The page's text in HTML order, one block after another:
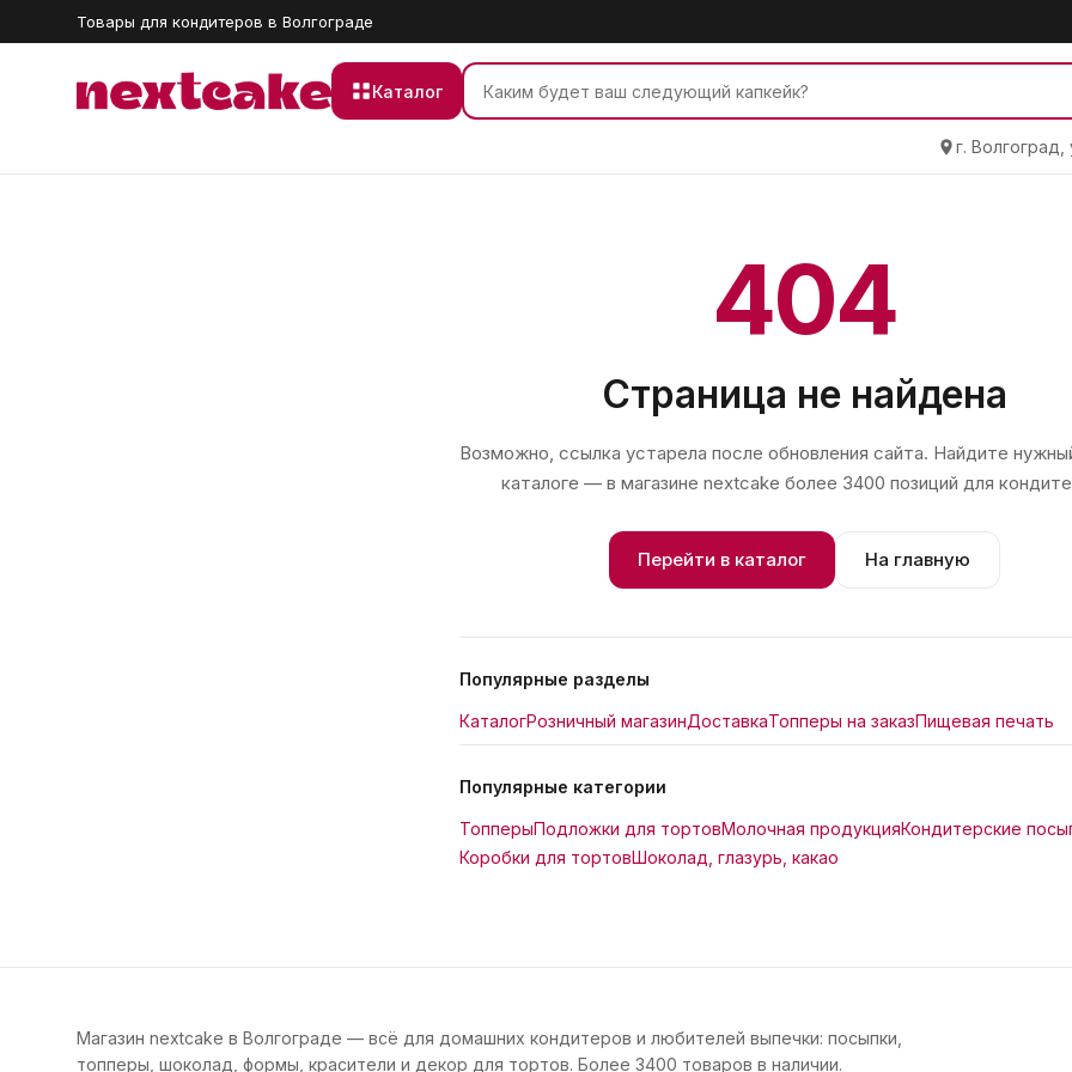
Товары для кондитеров в Волгограде
Каталог
г.
404
Страница не найдена
Возможно, ссылка устарела после обновления сайта. Найдите
каталоге — в магазине nextcake более 3400 позиций для
Перейти в каталог На главную
Популярные разделы
КаталогРозничный магазинДоставкаТопперы на заказПищевая печать
Популярные категории
ТопперыПодложки для тортовМолочная продукцияКондитерские
Коробки для тортовШоколад, глазурь, какао
Магазин nextcake в Волгограде — всё для домашних кондитеров и любителей выпечки: посыпки,
топперы, шоколад, формы, красители и декор для тортов. Более 3400 товаров в наличии.